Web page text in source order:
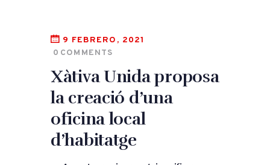
9 FEBRERO, 2021
0 COMMENTS
Xàtiva Unida proposa
la creació d’una
oficina local
d’habitatge